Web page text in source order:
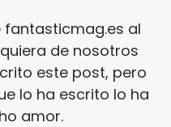
fantasticmag.es al
de nosotros
este post, pero
lo ha escrito lo ha
amor.